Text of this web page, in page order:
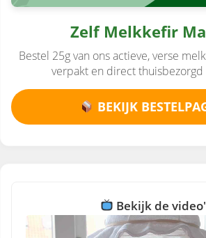
Zelf Melkkefir
Bestel 25g van ons actieve, verse
verpakt en direct thuisbezorgd
BEKIJK
Bekijk de